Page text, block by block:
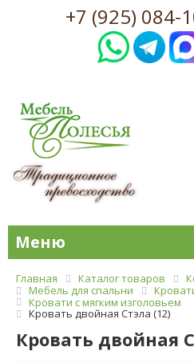
+7 (925) 084-
Меню
Главная Каталог товаров
Мебель для спальни
Кровати с мягким изголовьем
Кровать двойная Стэла (12)
Кровать двойная